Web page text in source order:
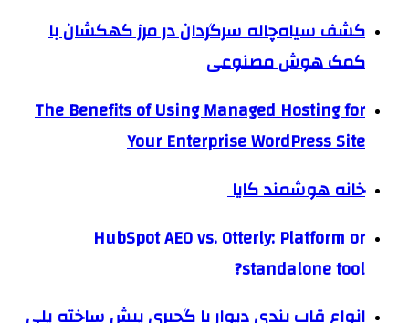
کشف سیاه‌چاله سرگردان در مرز کهکشان با
کمک هوش مصنوعی
The Benefits of Using Managed Hosting for
Your Enterprise WordPress Site
خانه هوشمند کایا
HubSpot AEO vs. Otterly: Platform or
standalone tool?